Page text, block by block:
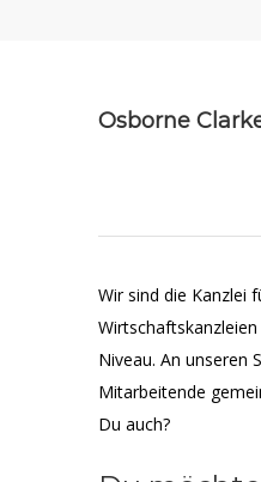
Osborne
Wir sind die Kanzlei
Niveau. An unseren
Mitarbeitende
Du auch?